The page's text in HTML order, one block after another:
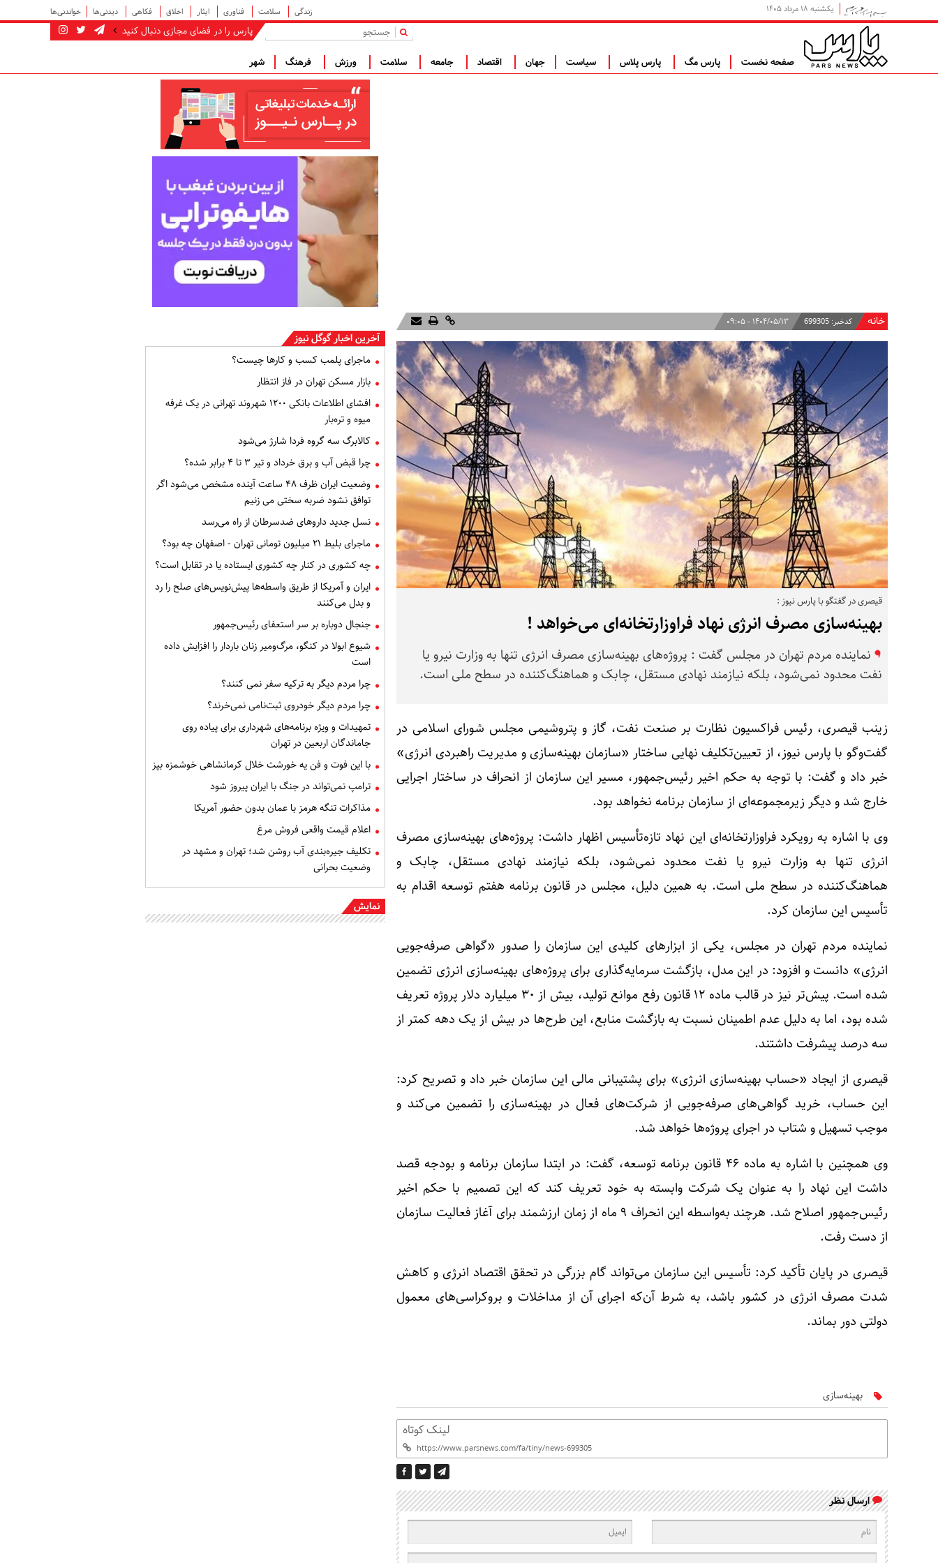
یکشنبه ۱۸ مرداد ۱۴۰۵ زندگی سلامت فناوری ایثار اخلاق فکاهی دیدنی‌ها خواندنی‌ها
پارس را در فضای مجازی دنبال کنید |
صفحه نخست پارس مگ پارس پلاس سیاست جهان اقتصاد جامعه سلامت ورزش فرهنگ شهر
خانه کدخبر: 699305 ۱۴۰۴/۰۵/۱۳ - ۰۹:۰۵
قیصری در گفتگو با پارس نیوز :
بهینه‌سازی مصرف انرژی نهاد فراوزارتخانه‌ای می‌خواهد !
نماینده مردم تهران در مجلس گفت : پروژه‌های بهینه‌سازی مصرف انرژی تنها به وزارت نیرو یا
نفت محدود نمی‌شود، بلکه نیازمند نهادی مستقل، چابک و هماهنگ‌کننده در سطح ملی است.
زینب قیصری، رئیس فراکسیون نظارت بر صنعت نفت، گاز و پتروشیمی مجلس شورای اسلامی در
گفت‌وگو با پارس نیوز، از تعیین‌تکلیف نهایی ساختار «سازمان بهینه‌سازی و مدیریت راهبردی انرژی»
خبر داد و گفت: با توجه به حکم اخیر رئیس‌جمهور، مسیر این سازمان از انحراف در ساختار اجرایی
خارج شد و دیگر زیرمجموعه‌ای از سازمان برنامه نخواهد بود.
وی با اشاره به رویکرد فراوزارتخانه‌ای این نهاد تازه‌تأسیس اظهار داشت: پروژه‌های بهینه‌سازی مصرف
انرژی تنها به وزارت نیرو یا نفت محدود نمی‌شود، بلکه نیازمند نهادی مستقل، چابک و
هماهنگ‌کننده در سطح ملی است. به همین دلیل، مجلس در قانون برنامه هفتم توسعه اقدام به
تأسیس این سازمان کرد.
نماینده مردم تهران در مجلس، یکی از ابزارهای کلیدی این سازمان را صدور «گواهی صرفه‌جویی
انرژی» دانست و افزود: در این مدل، بازگشت سرمایه‌گذاری برای پروژه‌های بهینه‌سازی انرژی تضمین
شده است. پیش‌تر نیز در قالب ماده ۱۲ قانون رفع موانع تولید، بیش از ۳۰ میلیارد دلار پروژه تعریف
شده بود، اما به دلیل عدم اطمینان نسبت به بازگشت منابع، این طرح‌ها در بیش از یک دهه کمتر از
سه درصد پیشرفت داشتند.
قیصری از ایجاد «حساب بهینه‌سازی انرژی» برای پشتیبانی مالی این سازمان خبر داد و تصریح کرد:
این حساب، خرید گواهی‌های صرفه‌جویی از شرکت‌های فعال در بهینه‌سازی را تضمین می‌کند و
موجب تسهیل و شتاب در اجرای پروژه‌ها خواهد شد.
وی همچنین با اشاره به ماده ۴۶ قانون برنامه توسعه، گفت: در ابتدا سازمان برنامه و بودجه قصد
داشت این نهاد را به عنوان یک شرکت وابسته به خود تعریف کند که این تصمیم با حکم اخیر
رئیس‌جمهور اصلاح شد. هرچند به‌واسطه این انحراف ۹ ماه از زمان ارزشمند برای آغاز فعالیت سازمان
از دست رفت.
قیصری در پایان تأکید کرد: تأسیس این سازمان می‌تواند گام بزرگی در تحقق اقتصاد انرژی و کاهش
شدت مصرف انرژی در کشور باشد، به شرط آن‌که اجرای آن از مداخلات و بروکراسی‌های معمول
دولتی دور بماند.
بهینه‌سازی
لینک کوتاه
ارسال نظر
آخرین اخبار گوگل نیوز
ماجرای پلمب کسب و کارها چیست؟
بازار مسکن تهران در فاز انتظار
افشای اطلاعات بانکی ۱۲۰۰ شهروند تهرانی در یک غرفه
میوه و تره‌بار
کالابرگ سه گروه فردا شارژ می‌شود
چرا قبض آب و برق خرداد و تیر ۳ تا ۴ برابر شده؟
وضعیت ایران ظرف ۴۸ ساعت آینده مشخص می‌شود اگر
توافق نشود ضربه سختی می زنیم
نسل جدید داروهای ضدسرطان از راه می‌رسد
ماجرای بلیط ۲۱ میلیون تومانی تهران - اصفهان چه بود؟
چه کشوری در کنار چه کشوری ایستاده یا در تقابل است؟
ایران و آمریکا از طریق واسطه‌ها پیش‌نویس‌های صلح را رد
و بدل می‌کنند
جنجال دوباره بر سر استعفای رئیس‌جمهور
شیوع ابولا در کنگو، مرگ‌ومیر زنان باردار را افزایش داده
است
چرا مردم دیگر به ترکیه سفر نمی کنند؟
چرا مردم دیگر خودروی ثبت‌نامی نمی‌خرند؟
تمهیدات و ویژه برنامه‌های شهرداری برای پیاده روی
جاماندگان اربعین در تهران
با این فوت و فن یه خورشت خلال کرمانشاهی خوشمزه بپز
ترامپ نمی‌تواند در جنگ با ایران پیروز شود
مذاکرات تنگه هرمز با عمان بدون حضور آمریکا
اعلام قیمت واقعی فروش مرغ
تکلیف جیره‌بندی آب روشن شد؛ تهران و مشهد در
وضعیت بحرانی
نمایش